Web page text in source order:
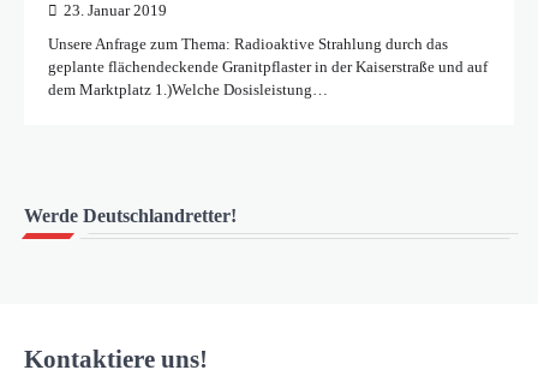
23. Januar 2019
Unsere Anfrage zum Thema: Radioaktive Strahlung durch das
geplante flächendeckende Granitpflaster in der Kaiserstraße und auf
dem Marktplatz 1.)Welche Dosisleistung…
Werde Deutschlandretter!
Kontaktiere uns!